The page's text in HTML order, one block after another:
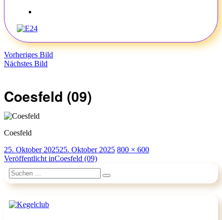
Vorheriges Bild
Nächstes Bild
Coesfeld (09)
Coesfeld
Veröffentlicht
am
25. Oktober 202525. Oktober 2025 Originalgröße
800 × 600
Beitragsnavigation
Veröffentlicht inCoesfeld (09)
Suchen
nach:
Suchen